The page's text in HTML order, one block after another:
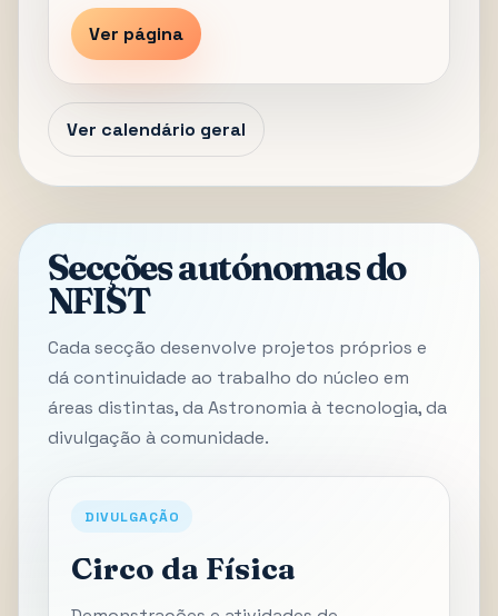
Ver página
Ver calendário geral
Secções autónomas do
NFIST
Cada secção desenvolve projetos próprios e
dá continuidade ao trabalho do núcleo em
áreas distintas, da Astronomia à tecnologia, da
divulgação à comunidade.
DIVULGAÇÃO
Circo da Física